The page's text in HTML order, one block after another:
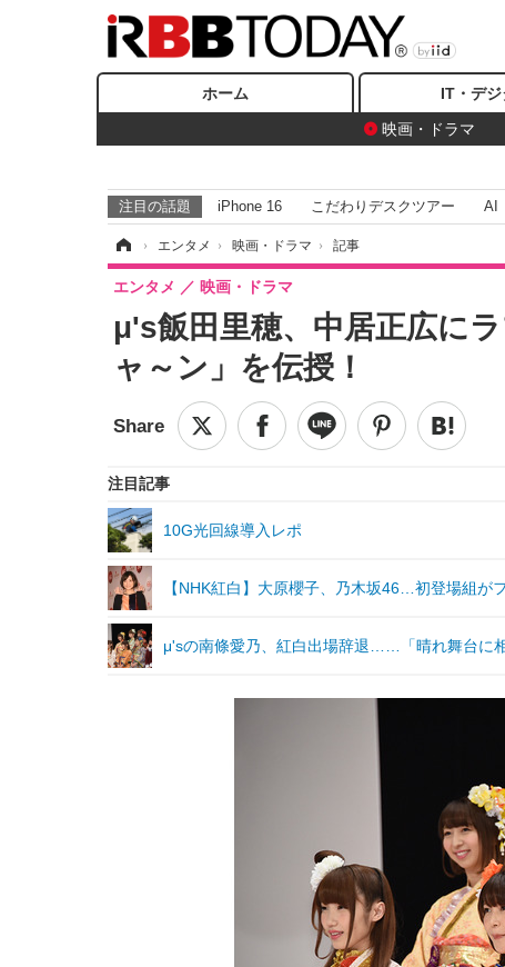
ホーム IT・デジ
映画・ドラマ
注目の話題 iPhone 16 こだわりデスクツアー AI
› エンタメ › 映画・ドラマ › 記事
μ's飯田里穂、中居正広
ャ～ン」を伝授！
エンタメ 映画・ドラマ
注目記事
10G光回線導入レポ
【NHK紅白】大原櫻子、乃木坂46…初登場組が
μ'sの南條愛乃、紅白出場辞退……「晴れ舞台に